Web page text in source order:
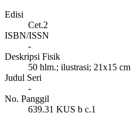
Edisi
Cet.2
ISBN/ISSN
-
Deskripsi Fisik
50 hlm.; ilustrasi; 21x15 cm
Judul Seri
-
No. Panggil
639.31 KUS b c.1